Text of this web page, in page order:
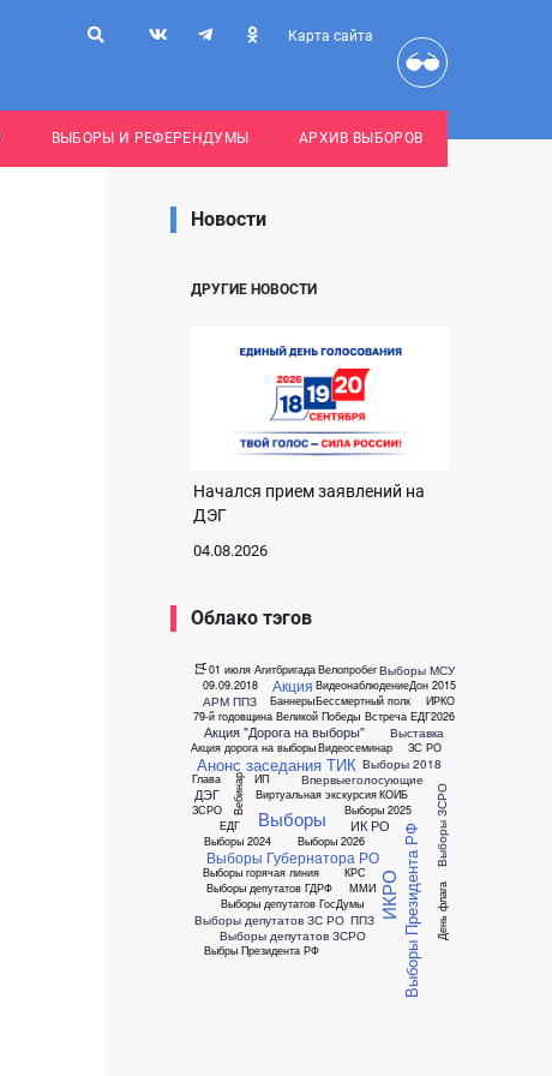
Карта сайта
ВЫБОРЫ И РЕФЕРЕНДУМЫ АРХИВ ВЫБОРОВ
Новости
ДРУГИЕ НОВОСТИ
Начался прием заявлений на
ДЭГ
04.08.2026
Облако тэгов
01 июля
09.09.2018
79-й годовщина Великой Победы
АРМ ППЗ
Агитбригада
Акция
Акция "Дорога на выборы"
Акция дорога на выборы
Анонс заседания ТИК
БаннерыБессмертный полк
Вебинар
Велопробег
Видеонаблюдение
Видеосеминар
Виртуальная экскурсия
Впервыеголосующие
Встреча
Выборы
Выборы 2018
Выборы 2024
Выборы 2025
Выборы 2026
Выборы Губернатора РО Выборы ЗСРО
Выборы МСУ
Выборы Президента РФ
Выборы горячая линия
Выборы депутатов ГДРФ
Выборы депутатов ГосДумы
Выборы депутатов ЗС РО
Выборы депутатов ЗСРО
Выбры Президента РФ
Выставка
ГД
Глава
ДЭГ
День флага
Дон 2015
ЕДГ
ЕДГ2026
ЗС РО
ЗСРО
ИК РО
ИКРО
ИП
ИРКО
КОИБ
КРС
ММИ
ППЗ